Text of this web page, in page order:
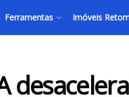
Ferramentas Imóveis